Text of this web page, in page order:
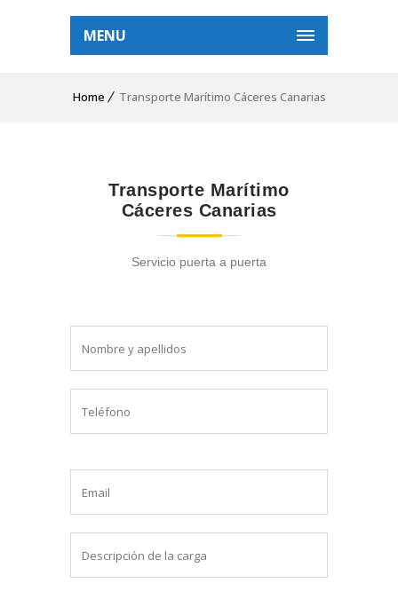
MENU
Home Transporte Marítimo Cáceres Canarias
Transporte Marítimo
Cáceres Canarias
Servicio puerta a puerta